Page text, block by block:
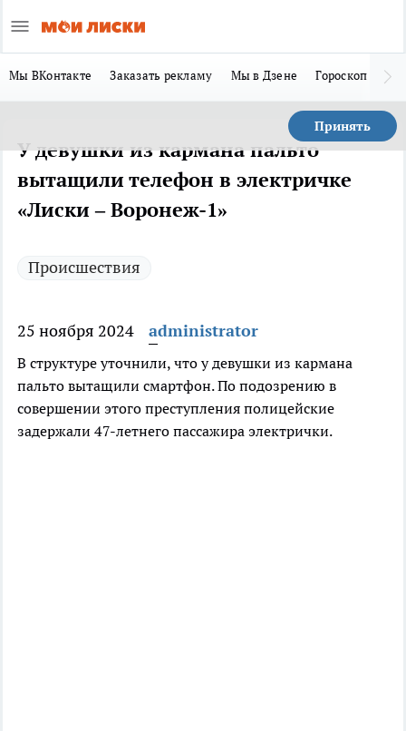
Мы ВКонтакте Заказать рекламу Мы в Дзене Гороскоп
Принять
У девушки из кармана пальто
вытащили телефон в электричке
«Лиски – Воронеж-1»
Происшествия
25 ноября 2024 administrator
В структуре уточнили, что у девушки из кармана
пальто вытащили смартфон. По подозрению в
совершении этого преступления полицейские
задержали 47-летнего пассажира электрички.